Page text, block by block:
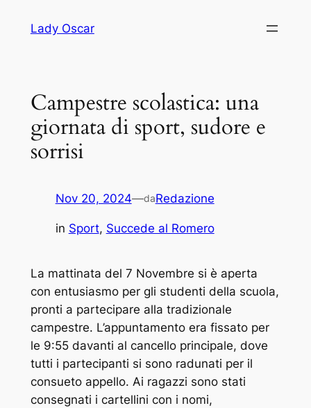
Lady Oscar
Campestre scolastica: una
giornata di sport, sudore e
sorrisi
Nov 20, 2024—daRedazione
in Sport, Succede al Romero
La mattinata del 7 Novembre si è aperta
con entusiasmo per gli studenti della scuola,
pronti a partecipare alla tradizionale
campestre. L’appuntamento era fissato per
le 9:55 davanti al cancello principale, dove
tutti i partecipanti si sono radunati per il
consueto appello. Ai ragazzi sono stati
consegnati i cartellini con i nomi,